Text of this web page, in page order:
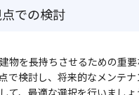
での検討
物を長持ちさせるための重
で検討し、将来的なメンテ
て、最適な選択を行いましょ